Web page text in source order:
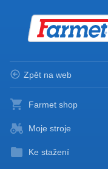
Zpět na web
Farmet shop
Moje stroje
Ke stažení